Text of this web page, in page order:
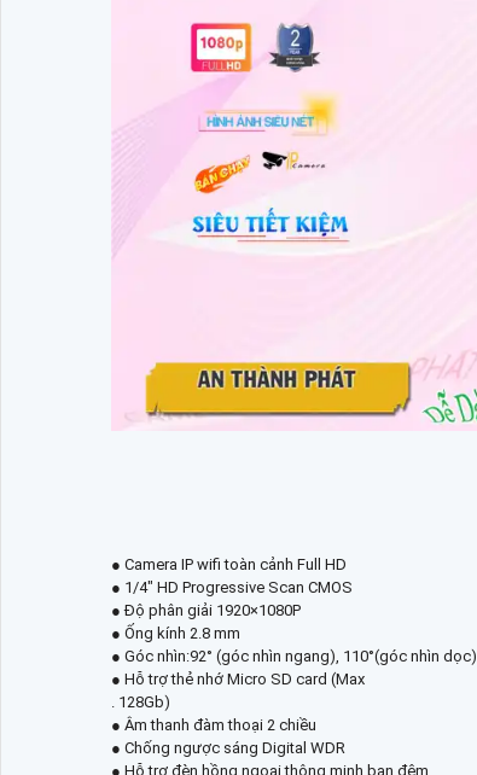
● Camera IP wifi toàn cảnh Full HD
● 1/4" HD Progressive Scan CMOS
● Độ phân giải 1920×1080P
● Ống kính 2.8 mm
● Góc nhìn:92° (góc nhìn ngang), 110°(góc nhìn dọc)
● Hỗ trợ thẻ nhớ Micro SD card (Max
. 128Gb)
● Âm thanh đàm thoại 2 chiều
● Chống ngược sáng Digital WDR
● Hỗ trợ đèn hồng ngoại thông minh ban đêm